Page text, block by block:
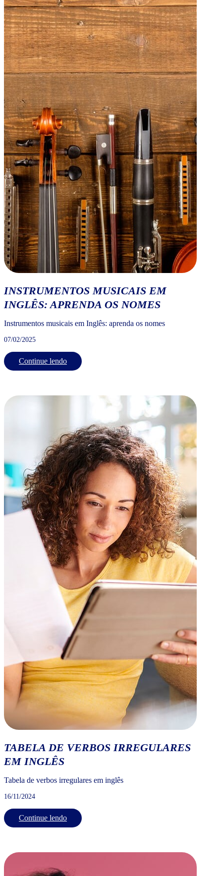
INSTRUMENTOS MUSICAIS EM
INGLÊS: APRENDA OS NOMES
Instrumentos musicais em Inglês: aprenda os nomes
07/02/2025
Continue lendo
TABELA DE VERBOS IRREGULARES
EM INGLÊS
Tabela de verbos irregulares em inglês
16/11/2024
Continue lendo